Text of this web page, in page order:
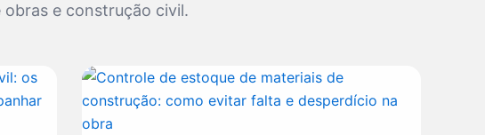
e construção civil.